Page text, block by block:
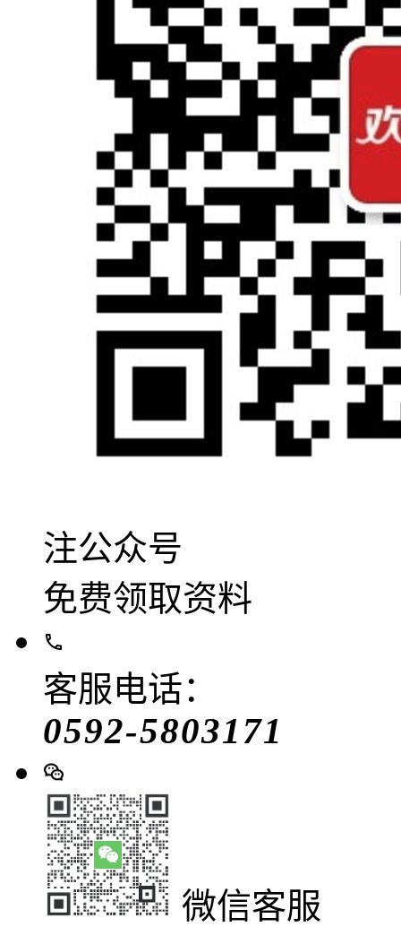
注公众号
免费领取资料
客服电话：
0592-5803171
微信客服